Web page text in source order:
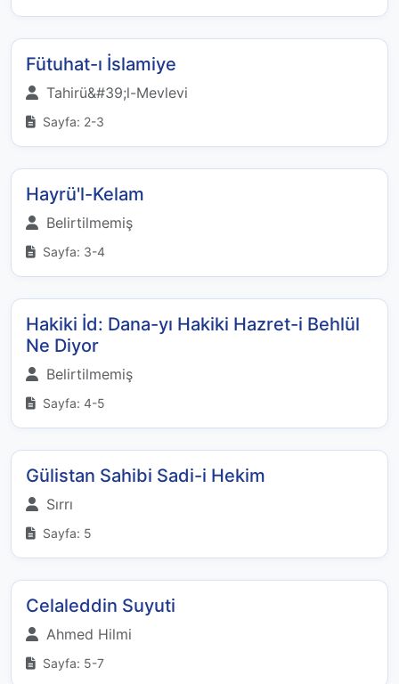
Fütuhat-ı İslamiye
Tahirü&#39;l-Mevlevi
Sayfa: 2-3
Hayrü'l-Kelam
Belirtilmemiş
Sayfa: 3-4
Hakiki İd: Dana-yı Hakiki Hazret-i Behlül
Ne Diyor
Belirtilmemiş
Sayfa: 4-5
Gülistan Sahibi Sadi-i Hekim
Sırrı
Sayfa: 5
Celaleddin Suyuti
Ahmed Hilmi
Sayfa: 5-7